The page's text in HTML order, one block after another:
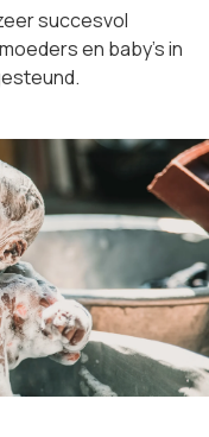
succesvol
en baby's in